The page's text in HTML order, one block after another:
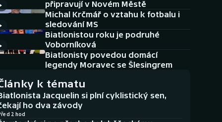
Aplikace ČT sport
AZ kvíz
připravují v Novém Městě
Michal Krčmář o vztahu k fotbalu i
sledování MS
Biatlonistou roku je podruhé
Voborníková
Biatlonisty povedou domácí
legendy Moravec se Šlesingrem
k tématu
Jacquelin si plní cyklistický sen,
ho dva závody
2 hod